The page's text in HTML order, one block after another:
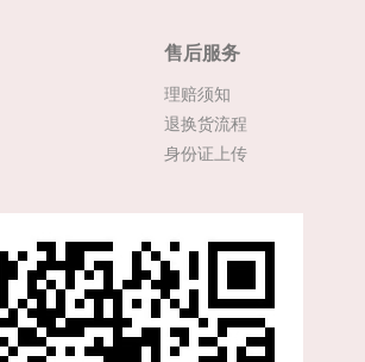
售后服务
理赔须知
退换货流程
身份证上传